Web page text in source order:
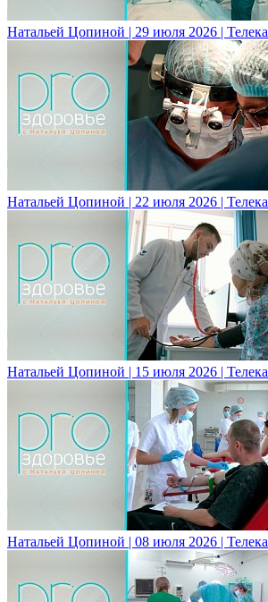
Натальей Цопиной | 29 июля 2026 |
Натальей Цопиной | 22 июля 2026 |
Натальей Цопиной | 15 июля 2026 |
Натальей Цопиной | 08 июля 2026 |